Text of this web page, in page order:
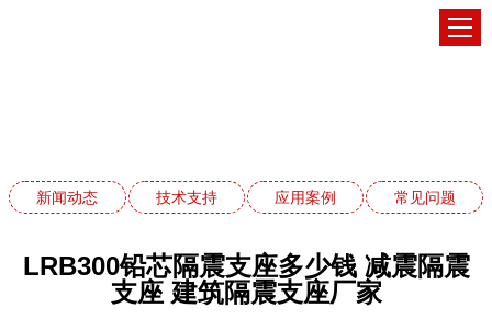
新闻动态 技术支持 应用案例 常见问题
LRB300铅芯隔震支座多少钱 减震隔震
支座 建筑隔震支座厂家